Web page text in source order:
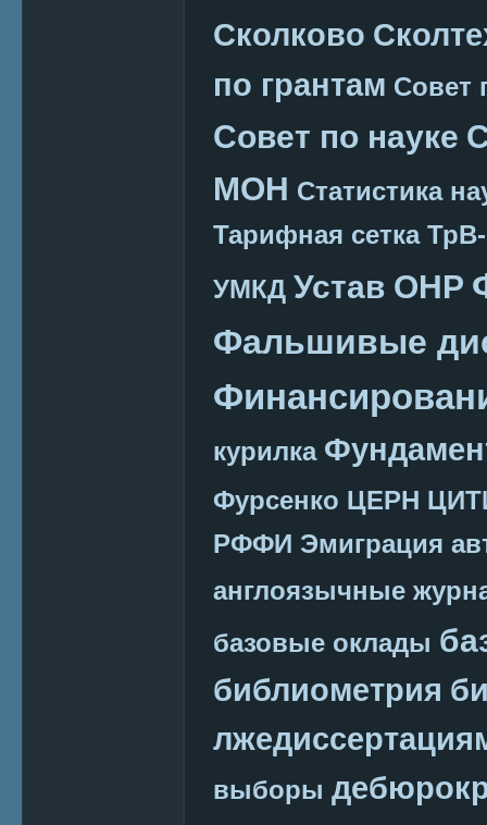
Сколково
по грантам Совет
Совет по науке
МОН Статистика
Тарифная сетка
УМКД Устав ОНР
Фальшивые
курилка
Фурсенко ЦЕРН
РФФИ Эмиграция
англоязычные
базовые оклады
библиометрия
выборы